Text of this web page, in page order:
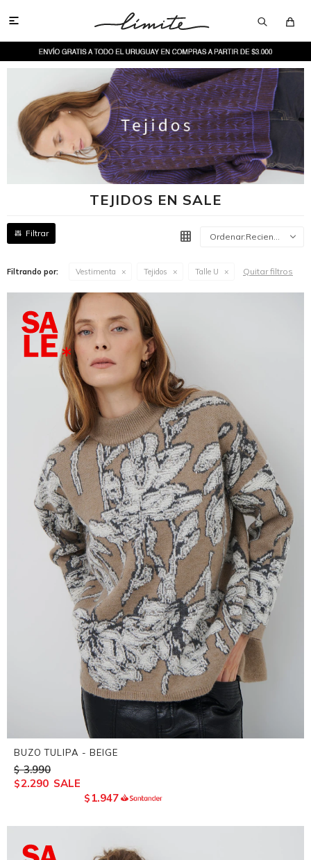

TEJIDOS EN SALE
Recientes
Filtrando por: Vestimenta Tejidos Talle U Quitar filtros
BUZO TULIPA - BEIGE
$ 3.990
$2.290
$ 1.947